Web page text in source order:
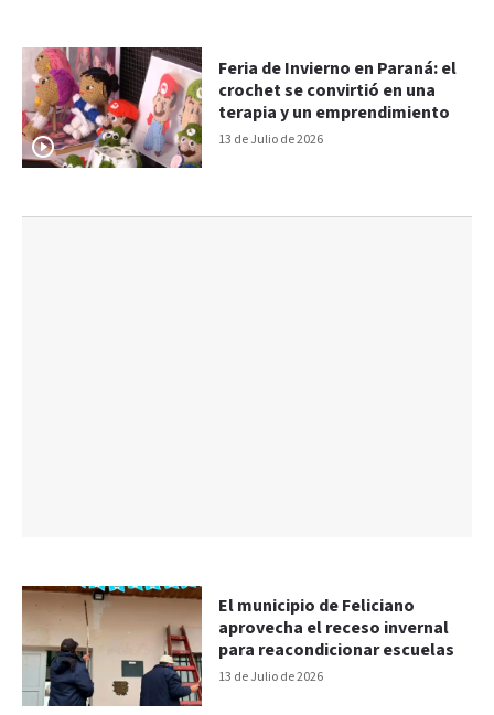
13 de Julio de 2026
Feria de Invierno en Paraná: el
crochet se convirtió en una
terapia y un emprendimiento
13 de Julio de 2026
El municipio de Feliciano
aprovecha el receso invernal
para reacondicionar escuelas